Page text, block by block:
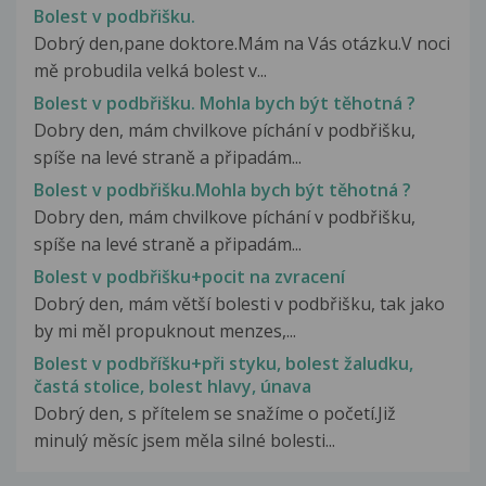
Bolest v podbřišku.
Dobrý den,pane doktore.Mám na Vás otázku.V noci
mě probudila velká bolest v...
Bolest v podbřišku. Mohla bych být těhotná ?
Dobry den, mám chvilkove píchání v podbřišku,
spíše na levé straně a připadám...
Bolest v podbřišku.Mohla bych být těhotná ?
Dobry den, mám chvilkove píchání v podbřišku,
spíše na levé straně a připadám...
Bolest v podbřišku+pocit na zvracení
Dobrý den, mám větší bolesti v podbřišku, tak jako
by mi měl propuknout menzes,...
Bolest v podbříšku+při styku, bolest žaludku,
častá stolice, bolest hlavy, únava
Dobrý den, s přítelem se snažíme o početí.Již
minulý měsíc jsem měla silné bolesti...